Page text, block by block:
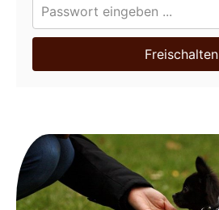
Freischalten